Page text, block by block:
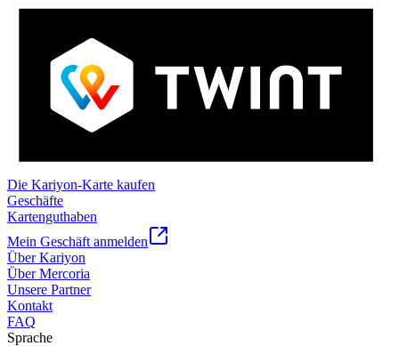
Die Kariyon-Karte kaufen
Geschäfte
Kartenguthaben
Mein Geschäft anmelden
Über Kariyon
Über Mercoria
Unsere Partner
Kontakt
FAQ
Sprache